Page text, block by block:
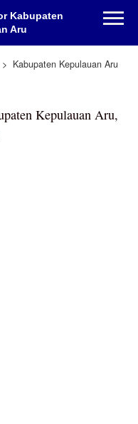
Kabupaten
Aru
Kabupaten Kepulauan Aru
Kepulauan Aru,